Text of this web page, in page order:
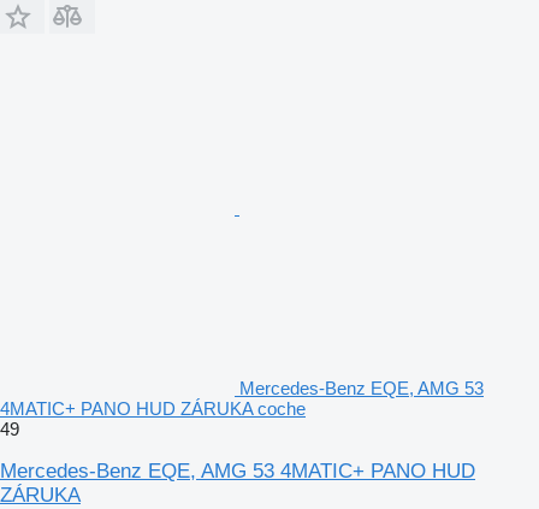
Mercedes-Benz EQE, AMG 53
4MATIC+ PANO HUD ZÁRUKA coche
49
Mercedes-Benz EQE, AMG 53 4MATIC+ PANO HUD
ZÁRUKA